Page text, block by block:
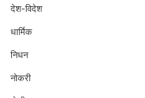
देश-विदेश
धार्मिक
निधन
नोकरी